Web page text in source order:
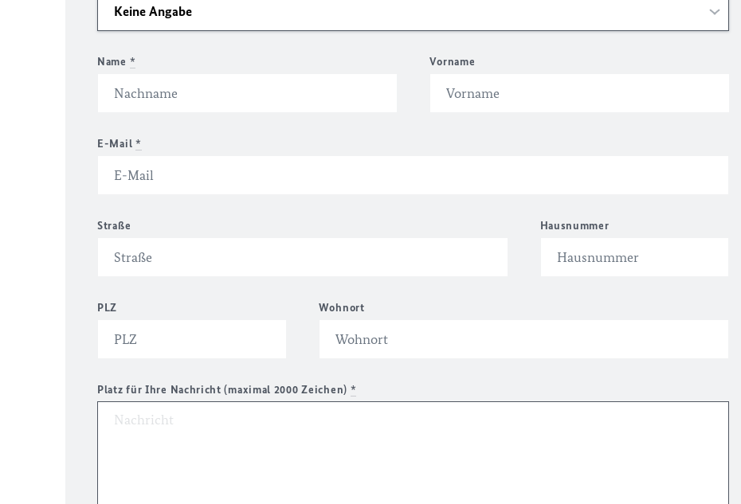
Name * Vorname
E-Mail *
Straße Hausnummer
PLZ Wohnort
Platz für Ihre Nachricht (maximal 2000 Zeichen) *